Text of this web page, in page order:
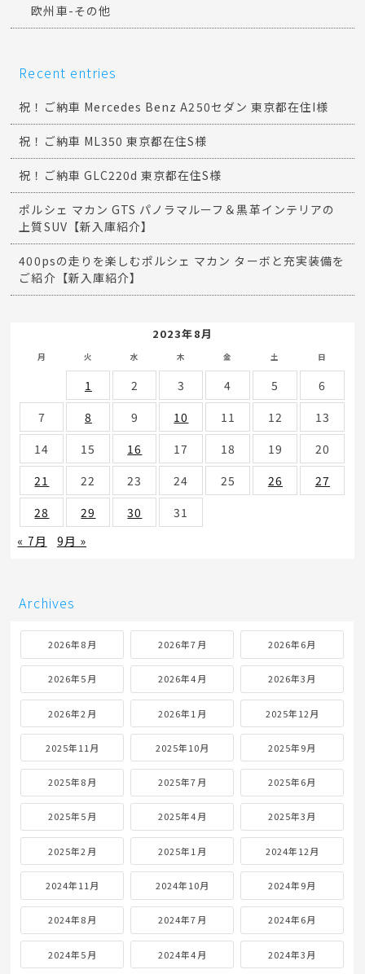
欧州車-その他
Recent entries
祝！ご納車 Mercedes Benz A250セダン 東京都在住I様
祝！ご納車 ML350 東京都在住S様
祝！ご納車 GLC220d 東京都在住S様
ポルシェ マカン GTS パノラマルーフ＆黒革インテリアの
上質SUV【新入庫紹介】
400psの走りを楽しむポルシェ マカン ターボと充実装備を
ご紹介【新入庫紹介】
2023年8月
月 火 水 木 金 土 日
1 2 3 4 5
6
7
8 9 10 11 12
13
14
15 16 17 18 19
20
21
22 23 24 25 26
27
28
29 30
31
« 7月
9月 »
Archives
2026年8月 2026年7月 2026年6月
2026年5月 2026年4月 2026年3月
2026年2月 2026年1月 2025年12月
2025年11月 2025年10月 2025年9月
2025年8月 2025年7月 2025年6月
2025年5月 2025年4月 2025年3月
2025年2月 2025年1月 2024年12月
2024年11月 2024年10月 2024年9月
2024年8月 2024年7月 2024年6月
2024年5月 2024年4月 2024年3月